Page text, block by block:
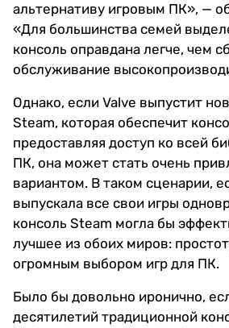
альтернативу игровым ПК», —
«Для большинства семей
консоль оправдана легче, чем
обслуживание
Однако, если Valve выпустит
Steam, которая обеспечит
предоставляя доступ ко всей
ПК, она может стать очень
вариантом. В таком сценарии,
выпускала все свои игры
консоль Steam могла бы
лучшее из обоих миров:
огромным выбором игр для ПК.
Было бы довольно иронично,
десятилетий традиционной